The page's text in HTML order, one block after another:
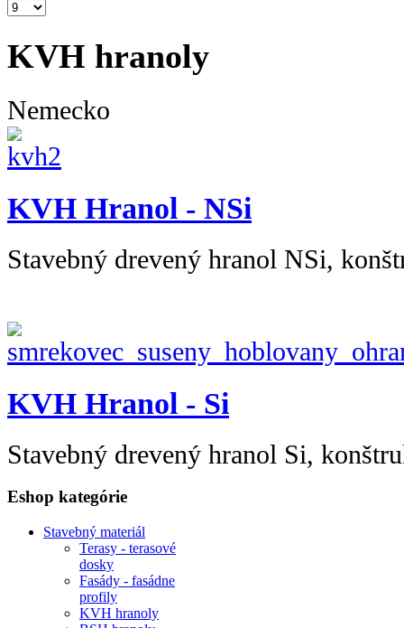
KVH hranoly
Nemecko
KVH Hranol - NSi
Stavebný drevený hranol NSi,
KVH Hranol - Si
Stavebný drevený hranol Si,
Eshop kategórie
Stavebný materiál
Terasy - terasové
dosky
Fasády - fasádne
profily
KVH hranoly